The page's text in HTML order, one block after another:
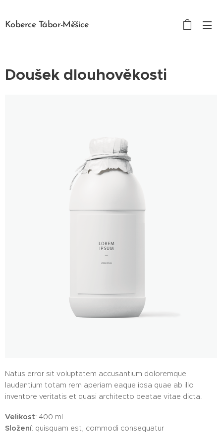
Koberce Tábor-Měšice
Doušek dlouhověkosti
Natus error sit voluptatem accusantium doloremque
laudantium totam rem aperiam eaque ipsa quae ab illo
inventore veritatis et quasi architecto beatae vitae dicta.
Velikost: 400 ml
Složení: quisquam est, commodi consequatur